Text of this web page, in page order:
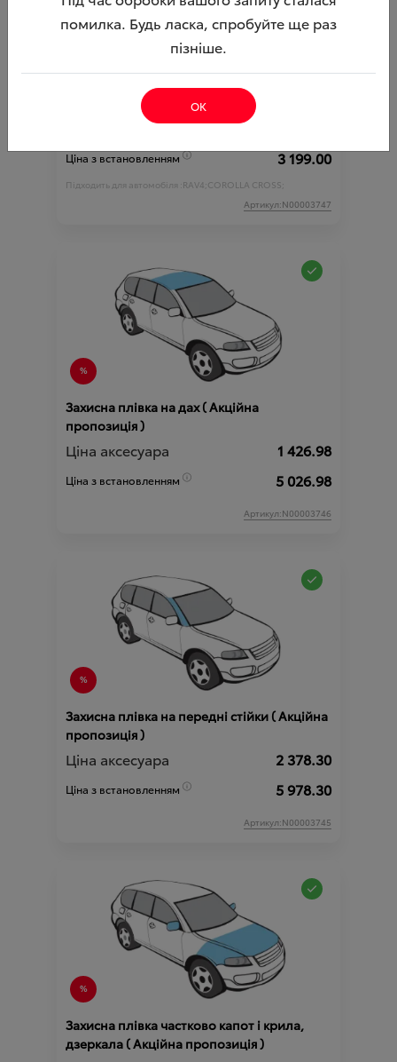
Захисна плівка на кромки дверей ( Акційна
пропозиція )
Ціна аксесуара
Ціна з встановленням 3 199.00
Підходить для автомобіля :RAV4;COROLLA CROSS;
Артикул:N00003747
Захисна плівка на дах ( Акційна
пропозиція )
Ціна аксесуара 1 426.98
Ціна з встановленням 5 026.98
Артикул:N00003746
Захисна плівка на передні стійки ( Акційна
пропозиція )
Ціна аксесуара 2 378.30
Ціна з встановленням 5 978.30
Артикул:N00003745
Захисна плівка частково капот і крила,
дзеркала ( Акційна пропозиція )
помилка. Будь ласка, спробуйте ще раз
пізніше.
ОК